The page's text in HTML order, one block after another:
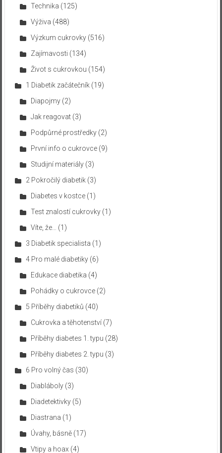
Technika (125)
Výživa (488)
Výzkum cukrovky(516)
Zajímavosti (134)
Život s cukrovkou (154)
1 Diabetik začátečník(19)
Diapojmy(2)
Jak reagovat(3)
Podpůrné prostředky(2)
První info o cukrovce(9)
Studijní materiály(3)
2 Pokročilý diabetik(3)
Diabetes v kostce(1)
Test znalostí cukrovky(1)
Víte, že…
(1)
3 Diabetik specialista (1)
4 Pro malé diabetiky(6)
Edukace diabetika (4)
Pohádky o cukrovce(2)
5 Příběhy diabetiků (40)
Cukrovka a těhotenství(7)
Příběhy diabetes 1. typu (28)
Příběhy diabetes 2. typu (3)
6 Pro volný čas (30)
Diabláboly(3)
Diadetektivky(5)
Diastrana (1)
Úvahy, básně(17)
Vtipy a hoax (4)